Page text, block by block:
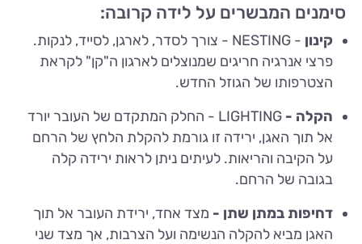
סימנים המבשרים על לידה קרובה:
קינון
- NESTING - צורך לסדר, לארגן, לסייד, לנקות.
פרצי אנרגיה חריגים שמנוצלים לארגון ה"קן" לקראת
הצטרפותו של הגוזל החדש.
הקלה -
LIGHTING - החלק המתקדם של העובר יורד
אל תוך האגן, ירידה זו גורמת להקלת הלחץ של הרחם
על הקיבה והריאות. לעיתים ניתן לראות ירידה קלה
בגובה של הרחם.
דחיפות במתן שתן - מצד אחד, ירידת העובר אל תוך
האגן מביא להקלה הנשימה ועל הצרבות, אך מצד שני